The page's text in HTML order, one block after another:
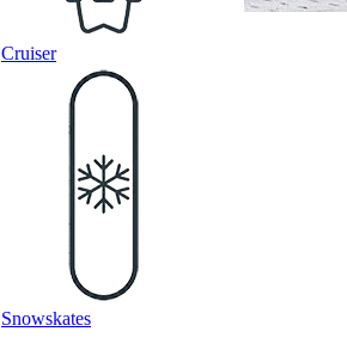
Cruiser
Snowskates